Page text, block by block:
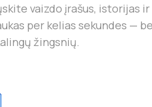
vaizdo įrašus, istorijas ir
per kelias sekundes — be
žingsnių.